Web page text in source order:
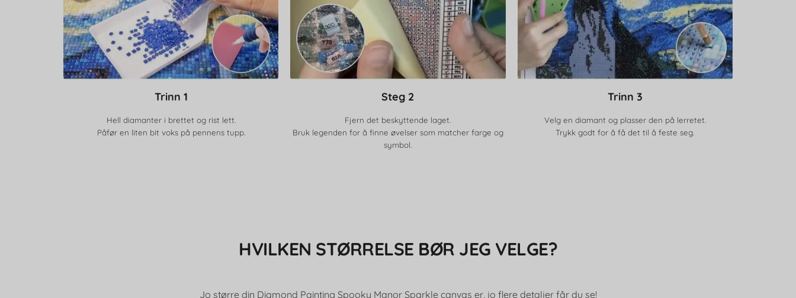
Trinn 1
Hell diamanter i brettet og rist lett.
Påfør en liten bit voks på pennens tupp.
Steg 2
Fjern det beskyttende laget.
Bruk legenden for å finne øvelser som matcher farge og
symbol.
Trinn 3
Velg en diamant og plasser den på lerretet.
Trykk godt for å få det til å feste seg.
HVILKEN STØRRELSE BØR JEG VELGE?
Jo større din Diamond Painting Spooky Manor Sparkle canvas er, jo flere detaljer får du se!